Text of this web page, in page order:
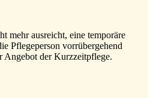
mehr ausreicht, eine temporäre
Pflegeperson vorrübergehend
Angebot der Kurzzeitpflege.